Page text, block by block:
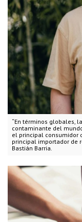
“En términos globales,
contaminante del
el principal consumidor
principal importador de
Bastián Barria.